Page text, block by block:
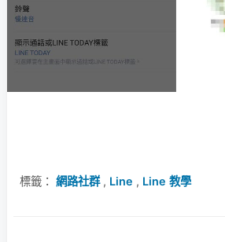
標籤： 網路社群, Line , Line 教學